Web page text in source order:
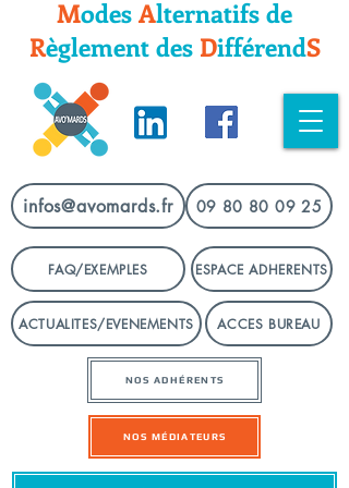
ModesAlternatifsde
Règlement desDifférendS
infos@avomards.fr 09 80 80 09 25
FAQ/EXEMPLES ESPACE ADHERENTS
ACTUALITES/EVENEMENTS ACCES BUREAU
NOS ADHÉRENTS
NOS MÉDIATEURS